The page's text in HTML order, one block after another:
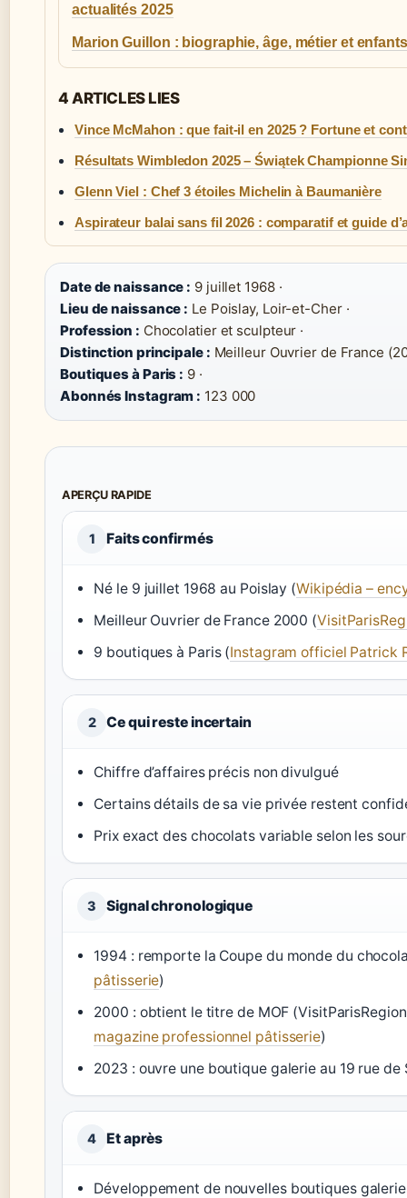
actualités 2025
Marion Guillon : biographie, âge, métier et enfants
4 ARTICLES LIES
Vince McMahon : que fait-il en 2025 ? Fortune et
Résultats Wimbledon 2025 – Świątek Championne
Glenn Viel : Chef 3 étoiles Michelin à Baumanière
Aspirateur balai sans fil 2026 : comparatif et guide
Date de naissance : 9 juillet 1968 ·
Lieu de naissance : Le Poislay, Loir-et-Cher ·
Profession : Chocolatier et sculpteur ·
Distinction principale : Meilleur Ouvrier de France
Boutiques à Paris : 9 ·
Abonnés Instagram : 123 000
APERÇU RAPIDE
1 Faits confirmés
Né le 9 juillet 1968 au Poislay (Wikipédia –
Meilleur Ouvrier de France 2000 (
9 boutiques à Paris (Instagram officiel Patrick
2 Ce qui reste incertain
Chiffre d’affaires précis non divulgué
Certains détails de sa vie privée restent
Prix exact des chocolats variable selon les
3 Signal chronologique
1994 : remporte la Coupe du monde du
pâtisserie)
2000 : obtient le titre de MOF
magazine professionnel pâtisserie)
2023 : ouvre une boutique galerie au 19 rue de
4 Et après
Développement de nouvelles boutiques